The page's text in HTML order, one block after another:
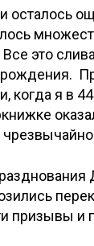
осталось
это
когда я в
призывы и